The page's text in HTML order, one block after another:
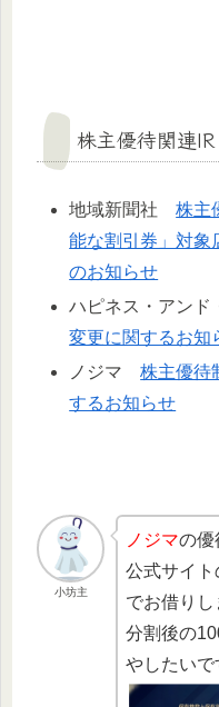
株主優待関連IR
地域新聞社株主
能な割引券」対象
のお知らせ
ハピネス・アン
変更に関するお知
ノジマ株主優待
するお知らせ
小坊主
ノジマの優
公式サイ
でお借りし
分割後の
やしたい